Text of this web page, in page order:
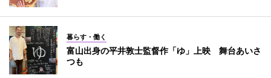
暮らす・働く
富山出身の平井敦士監督作「ゆ」上映 舞台あいさ
つも